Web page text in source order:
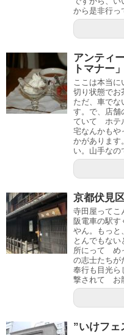
から是非行っ
アンティ
トマナー
ここは本当
切り状態でお
ただ、車でな
す。で、店
ていて ホテ
宅なんかもや
かがあります
い。山手なの
京都伏見
寺田屋ってこ
阪電車の駅す
やん。もっ
とんでもな
所にって め
の志士たちが
奉行も目光ら
撃されて お
”いけフェ